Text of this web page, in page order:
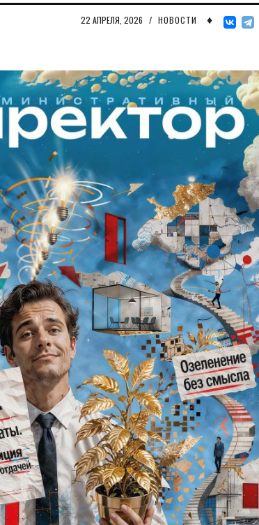
22 АПРЕЛЯ, 2026 / НОВОСТИ ♦